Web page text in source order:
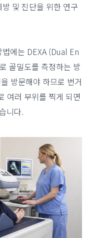
및 진단을 위한 연구
에는 DEXA (Dual En
골밀도를 측정하는 방
방문해야 하므로 번거
여러 부위를 찍게 되면
니다.